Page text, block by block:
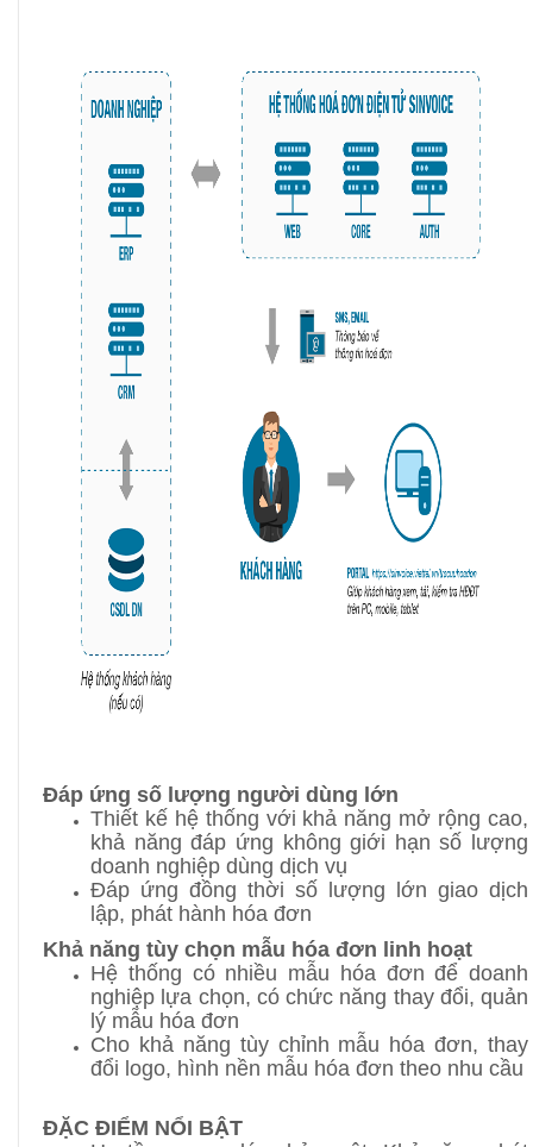
Đáp ứng số lượng người dùng lớn
Thiết kế hệ thống với khả năng mở rộng cao,
khả năng đáp ứng không giới hạn số lượng
doanh nghiệp dùng dịch vụ
Đáp ứng đồng thời số lượng lớn giao dịch
lập, phát hành hóa đơn
Khả năng tùy chọn mẫu hóa đơn linh hoạt
Hệ thống có nhiều mẫu hóa đơn để doanh
nghiệp lựa chọn, có chức năng thay đổi, quản
lý mẫu hóa đơn
Cho khả năng tùy chỉnh mẫu hóa đơn, thay
đổi logo, hình nền mẫu hóa đơn theo nhu cầu
ĐẶC ĐIỂM NỔI BẬT